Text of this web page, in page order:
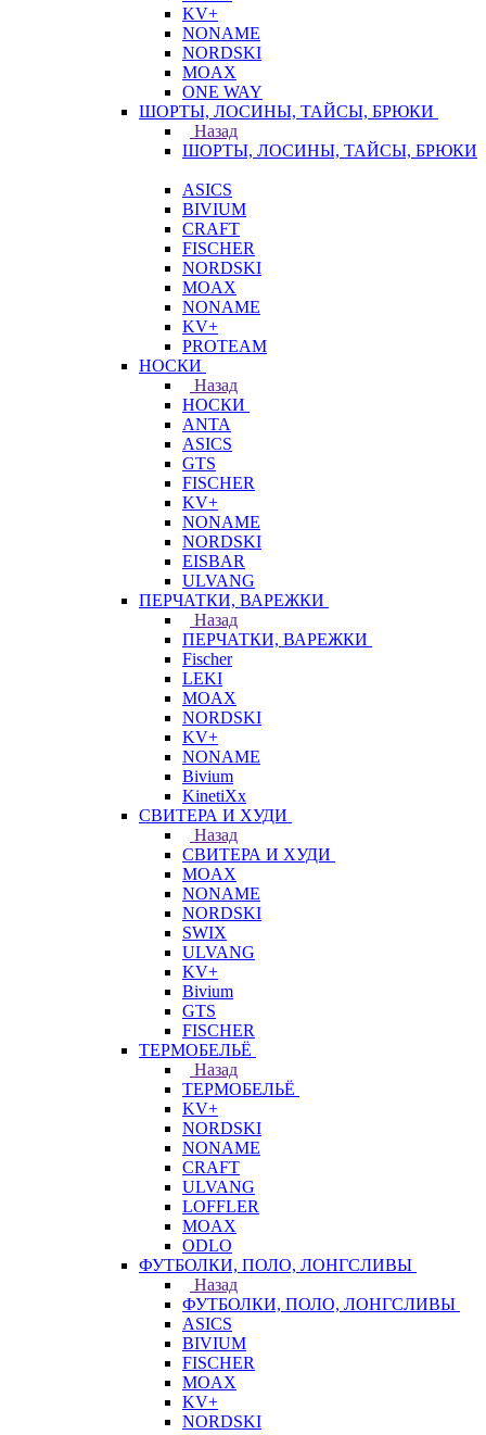
KV+
NONAME
NORDSKI
MOAX
ONE WAY
ШОРТЫ, ЛОСИНЫ, ТАЙСЫ, БРЮКИ
Назад
ШОРТЫ, ЛОСИНЫ, ТАЙСЫ, БРЮКИ
ASICS
BIVIUM
CRAFT
FISCHER
NORDSKI
MOAX
NONAME
KV+
PROTEAM
НОСКИ
Назад
НОСКИ
ANTA
ASICS
GTS
FISCHER
KV+
NONAME
NORDSKI
EISBAR
ULVANG
ПЕРЧАТКИ, ВАРЕЖКИ
Назад
ПЕРЧАТКИ, ВАРЕЖКИ
Fischer
LEKI
MOAX
NORDSKI
KV+
NONAME
Bivium
KinetiXx
СВИТЕРА И ХУДИ
Назад
СВИТЕРА И ХУДИ
MOAX
NONAME
NORDSKI
SWIX
ULVANG
KV+
Bivium
GTS
FISCHER
ТЕРМОБЕЛЬЁ
Назад
ТЕРМОБЕЛЬЁ
KV+
NORDSKI
NONAME
CRAFT
ULVANG
LOFFLER
MOAX
ODLO
ФУТБОЛКИ, ПОЛО, ЛОНГСЛИВЫ
Назад
ФУТБОЛКИ, ПОЛО, ЛОНГСЛИВЫ
ASICS
BIVIUM
FISCHER
MOAX
KV+
NORDSKI